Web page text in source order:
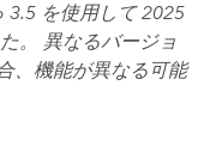
3.5 を使用して 2025
。 異なるバージョ
、機能が異なる可能